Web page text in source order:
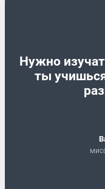
Нужно
ты